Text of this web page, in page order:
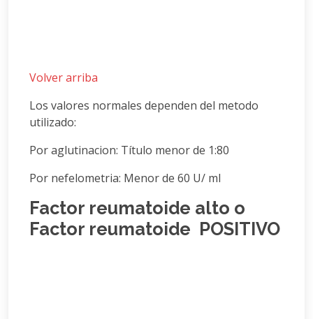
Volver arriba
Los valores normales dependen del metodo
utilizado:
Por aglutinacion: Título menor de 1:80
Por nefelometria: Menor de 60 U/ ml
Factor reumatoide alto o
Factor reumatoide POSITIVO